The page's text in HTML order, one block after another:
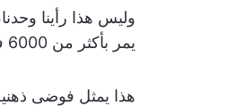
وليس هذا رأينا
يمر بأكثر من 6000 فكرة يوميًا.
هذا يمثل فوضى